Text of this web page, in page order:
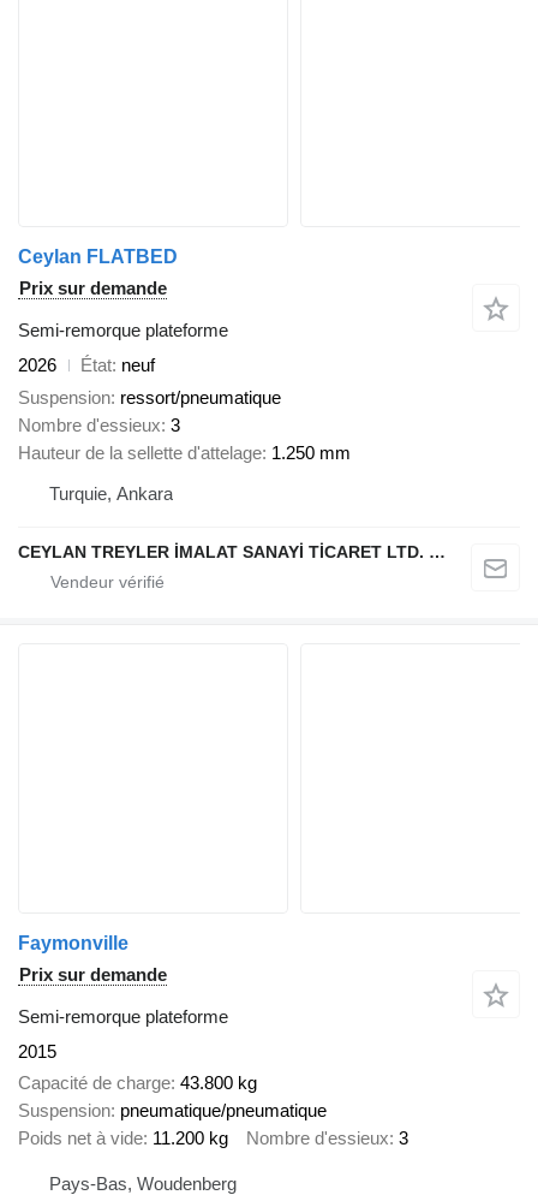
Ceylan FLATBED
Prix sur demande
Semi-remorque plateforme
2026
État neuf
Suspension ressort/pneumatique
Nombre d'essieux 3
Hauteur de la sellette d'attelage 1.250 mm
Turquie, Ankara
CEYLAN TREYLER İMALAT SANAYİ TİCARET LTD. ŞTİ.
Faymonville
Prix sur demande
Semi-remorque plateforme
2015
Capacité de charge 43.800 kg
Suspension pneumatique/pneumatique
Poids net à vide 11.200 kg Nombre d'essieux 3
Pays-Bas, Woudenberg